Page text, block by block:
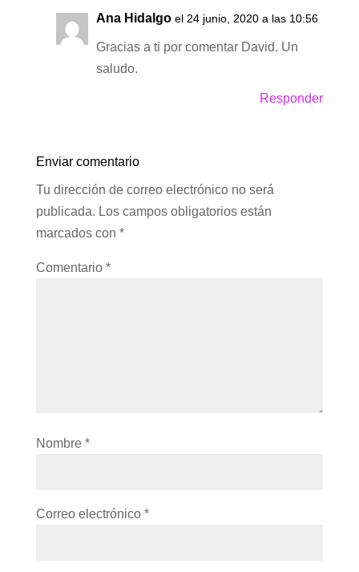
Ana Hidalgo el 24 junio, 2020 a las 10:56
Gracias a ti por comentar David. Un
saludo.
Responder
Enviar comentario
Tu dirección de correo electrónico no será
publicada. Los campos obligatorios están
marcados con *
Comentario *
Nombre *
Correo electrónico *